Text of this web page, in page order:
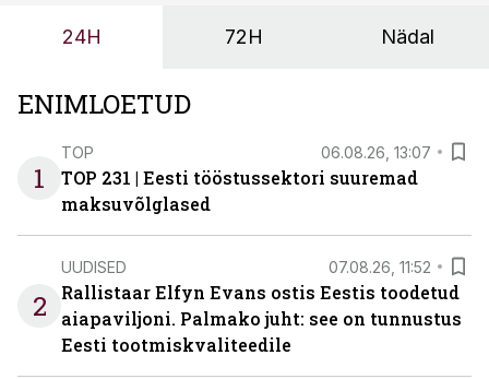
OÜ tegevjuht Sander Mitendorf.
24H 72H Nädal
ENIMLOETUD
1
TOP 06.08.26, 13:07
TOP 231 | Eesti tööstussektori suuremad
maksuvõlglased
2
UUDISED 07.08.26, 11:52
Rallistaar Elfyn Evans ostis Eestis toodetud
aiapaviljoni. Palmako juht: see on tunnustus
Eesti tootmiskvaliteedile